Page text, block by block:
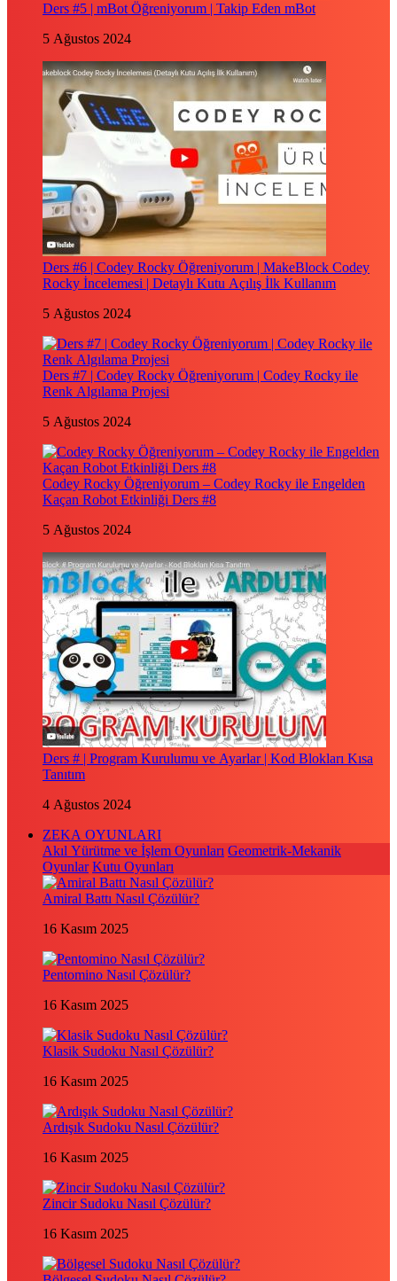
Ders #5 | mBot Öğreniyorum | Takip Eden mBot
5 Ağustos 2024
Ders #6 | Codey Rocky Öğreniyorum | MakeBlock Codey
Rocky İncelemesi | Detaylı Kutu Açılış İlk Kullanım
5 Ağustos 2024
Ders #7 | Codey Rocky Öğreniyorum | Codey Rocky ile
Renk Algılama Projesi
5 Ağustos 2024
Codey Rocky Öğreniyorum – Codey Rocky ile Engelden
Kaçan Robot Etkinliği Ders #8
5 Ağustos 2024
Ders # | Program Kurulumu ve Ayarlar | Kod Blokları Kısa
Tanıtım
4 Ağustos 2024
ZEKA OYUNLARI
Akıl Yürütme ve İşlem Oyunları Geometrik-Mekanik
Oyunlar Kutu Oyunları
Amiral Battı Nasıl Çözülür?
16 Kasım 2025
Pentomino Nasıl Çözülür?
16 Kasım 2025
Klasik Sudoku Nasıl Çözülür?
16 Kasım 2025
Ardışık Sudoku Nasıl Çözülür?
16 Kasım 2025
Zincir Sudoku Nasıl Çözülür?
16 Kasım 2025